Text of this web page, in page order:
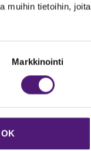
muihin tietoihin, joita
Markkinointi
OK